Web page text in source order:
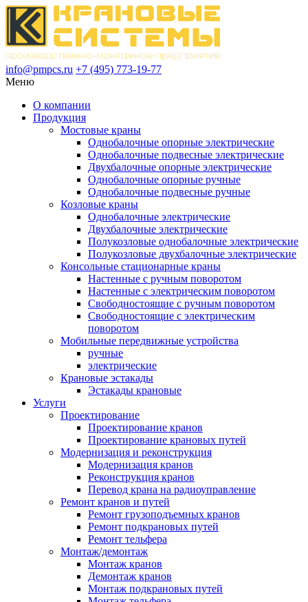
info@pmpcs.ru +7 (495) 773-19-77
Меню
О компании
Продукция
Мостовые краны
Однобалочные опорные электрические
Однобалочные подвесные электрические
Двухбалочные опорные электрические
Однобалочные опорные ручные
Однобалочные подвесные ручные
Козловые краны
Однобалочные электрические
Двухбалочные электрические
Полукозловые однобалочные электрические
Полукозловые двухбалочные электрические
Консольные стационарные краны
Настенные с ручным поворотом
Настенные с электрическим поворотом
Свободностоящие с ручным поворотом
Свободностоящие с электрическим
поворотом
Мобильные передвижные устройства
ручные
электрические
Крановые эстакады
Эстакады крановые
Услуги
Проектирование
Проектирование кранов
Проектирование крановых путей
Модернизация и реконструкция
Модернизация кранов
Реконструкция кранов
Перевод крана на радиоуправление
Ремонт кранов и путей
Ремонт грузоподъемных кранов
Ремонт подкрановых путей
Ремонт тельфера
Монтаж/демонтаж
Монтаж кранов
Демонтаж кранов
Монтаж подкрановых путей